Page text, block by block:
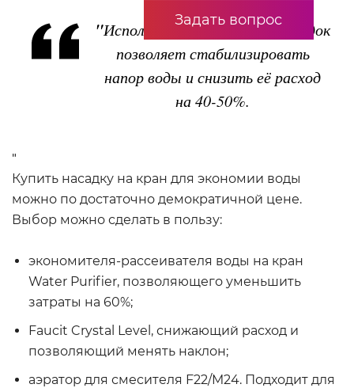
Задать вопрос
"Использование подобных насадок
позволяет стабилизировать
напор воды и снизить её расход
на 40-50%.
"
Купить насадку на кран для экономии воды
можно по достаточно демократичной цене.
Выбор можно сделать в пользу:
экономителя-рассеивателя воды на кран
Water Purifier, позволяющего уменьшить
затраты на 60%;
Faucit Crystal Level, снижающий расход и
позволяющий менять наклон;
аэратор для смесителя F22/M24. Подходит для